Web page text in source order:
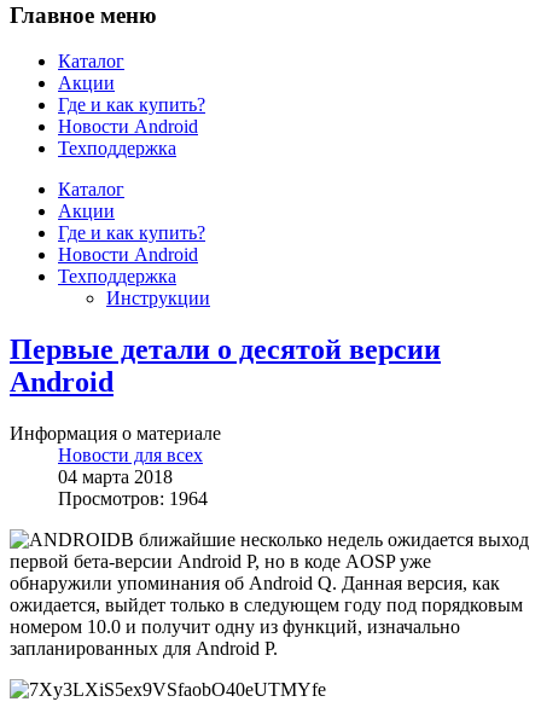
Главное меню
Каталог
Акции
Где и как купить?
Новости Android
Техподдержка
Каталог
Акции
Где и как купить?
Новости Android
Техподдержка
Инструкции
Первые детали о десятой версии
Android
Информация о материале
Новости для всех
04 марта 2018
Просмотров: 1964
В ближайшие несколько недель ожидается выход
первой бета-версии Android P, но в коде AOSP уже
обнаружили упоминания об Android Q. Данная версия, как
ожидается, выйдет только в следующем году под порядковым
номером 10.0 и получит одну из функций, изначально
запланированных для Android P.